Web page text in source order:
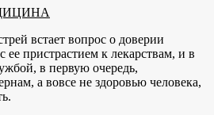
встает вопрос о доверии
пристрастием к лекарствам, и в
в первую очередь,
а вовсе не здоровью человека,